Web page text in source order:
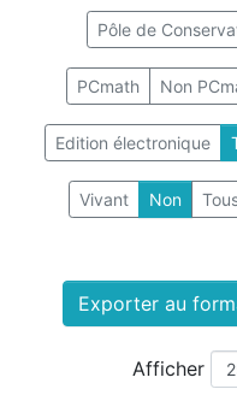
Pôle de
PCmath Non
Edition électronique
Vivant Non
Exporter au
Afficher